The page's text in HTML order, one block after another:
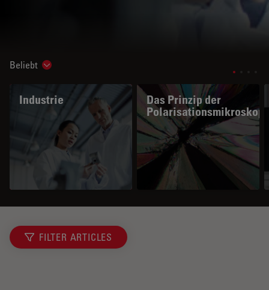
Beliebt Show subnavigation
Industrie
Das Prinzip der
FILTER ARTICLES